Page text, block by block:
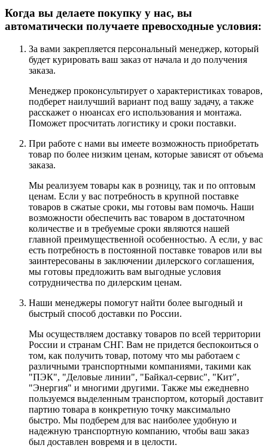
Когда вы делаете покупку у нас, вы
автоматически получаете превосходные условия:
За вами закрепляется персональный менеджер, который
будет курировать ваш заказ от начала и до получения
заказа.
Менеджер проконсультирует о характеристиках товаров,
подберет наилучший вариант под вашу задачу, а также
расскажет о нюансах его использования и монтажа.
Поможет просчитать логистику и сроки поставки.
При работе с нами вы имеете возможность приобретать
товар по более низким ценам, которые зависят от объема
заказа.
Мы реализуем товары как в розницу, так и по оптовым
ценам. Если у вас потребность в крупной поставке
товаров в сжатые сроки, мы готовы вам помочь. Наши
возможности обеспечить вас товаром в достаточном
количестве и в требуемые сроки являются нашей
главной преимущественной особенностью. А если, у вас
есть потребность в постоянной поставке товаров или вы
заинтересованы в заключении дилерского соглашения,
мы готовы предложить вам выгодные условия
сотрудничества по дилерским ценам.
Наши менеджеры помогут найти более выгодный и
быстрый способ доставки по России.
Мы осуществляем доставку товаров по всей территории
России и странам СНГ. Вам не придется беспокоиться о
том, как получить товар, потому что мы работаем с
различными транспортными компаниями, такими как
"ПЭК", "Деловые линии", "Байкал-сервис", "Кит",
"Энергия" и многими другими. Также мы ежедневно
пользуемся выделенным транспортом, который доставит
партию товара в конкретную точку максимально
быстро. Мы подберем для вас наиболее удобную и
надежную транспортную компанию, чтобы ваш заказ
был доставлен вовремя и в целости.